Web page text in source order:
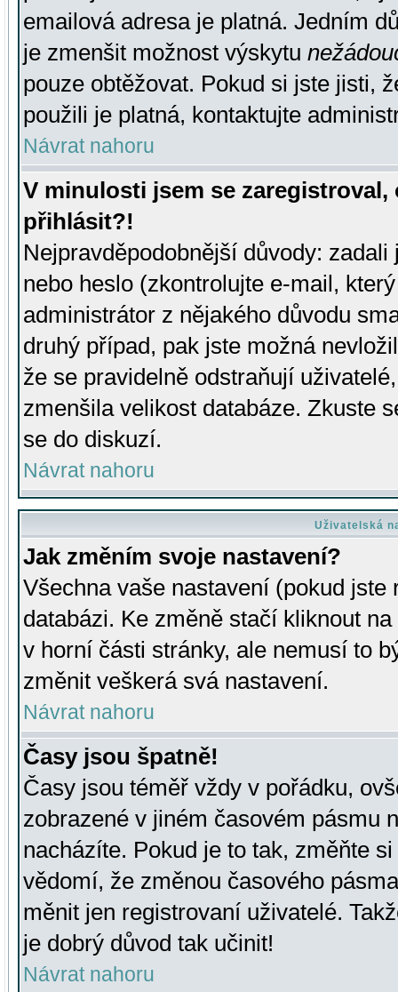
emailová adresa je platná. Jedním
je zmenšit možnost výskytu
pouze obtěžovat. Pokud si jste jisti,
použili je platná, kontaktujte
Návrat nahoru
V minulosti jsem se
přihlásit?!
Nejpravděpodobnější důvody:
nebo heslo (zkontrolujte e-mail,
administrátor z nějakého důvodu
druhý případ, pak jste možná
že se pravidelně odstraňují
zmenšila velikost databáze. Zkuste
se do diskuzí.
Návrat nahoru
Uživatelská
Jak změním svoje nastavení?
Všechna vaše nastavení (pokud
databázi. Ke změně stačí kliknout
v horní části stránky, ale nemusí to
změnit veškerá svá nastavení.
Návrat nahoru
Časy jsou špatně!
Časy jsou téměř vždy v pořádku,
zobrazené v jiném časovém pásmu
nacházíte. Pokud je to tak, změňte
vědomí, že změnou časového
měnit jen registrovaní uživatelé.
je dobrý důvod tak učinit!
Návrat nahoru